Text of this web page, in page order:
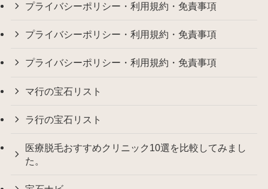
プライバシーポリシー・利用規約・免責事項
プライバシーポリシー・利用規約・免責事項
プライバシーポリシー・利用規約・免責事項
マ行の宝石リスト
ラ行の宝石リスト
医療脱毛おすすめクリニック10選を比較してみまし
た。